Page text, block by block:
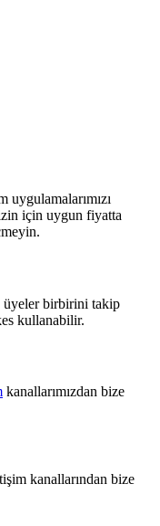
için uygun fiyatta
üyeler birbirini takip
kullanabilir.
kanallarımızdan bize
kanallarından bize